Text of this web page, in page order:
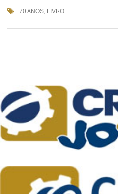
70 ANOS, LIVRO